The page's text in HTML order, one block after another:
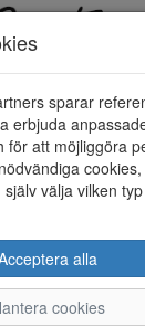
ÅNGRA KÖP
sparar
erbjuda
för att möjliggöra
välja vilken
alla
cookies